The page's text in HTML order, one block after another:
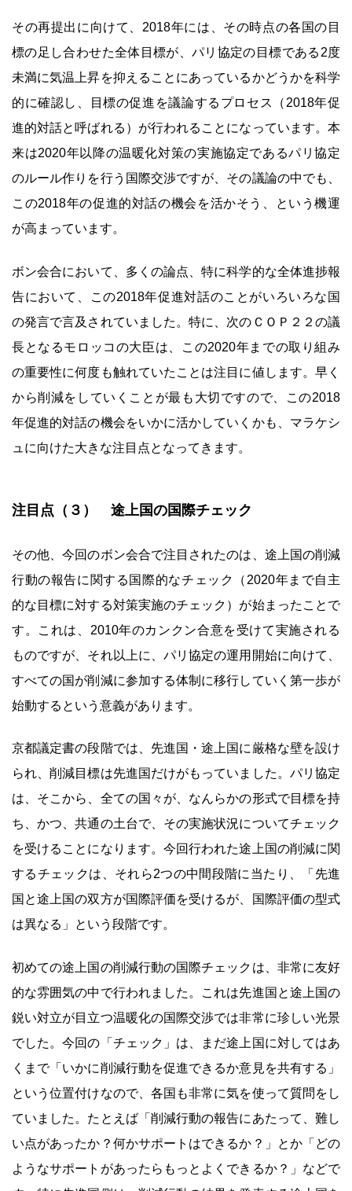
その再提出に向けて、2018年には、その時点の各国の目
標の足し合わせた全体目標が、パリ協定の目標である2度
未満に気温上昇を抑えることにあっているかどうかを科学
的に確認し、目標の促進を議論するプロセス（2018年促
進的対話と呼ばれる）が行われることになっています。本
来は2020年以降の温暖化対策の実施協定であるパリ協定
のルール作りを行う国際交渉ですが、その議論の中でも、
この2018年の促進的対話の機会を活かそう、という機運
が高まっています。
ボン会合において、多くの論点、特に科学的な全体進捗報
告において、この2018年促進対話のことがいろいろな国
の発言で言及されていました。特に、次のＣＯＰ２２の議
長となるモロッコの大臣は、この2020年までの取り組み
の重要性に何度も触れていたことは注目に値します。早く
から削減をしていくことが最も大切ですので、この2018
年促進的対話の機会をいかに活かしていくかも、マラケシ
ュに向けた大きな注目点となってきます。
注目点（３） 途上国の国際チェック
その他、今回のボン会合で注目されたのは、途上国の削減
行動の報告に関する国際的なチェック（2020年まで自主
的な目標に対する対策実施のチェック）が始まったことで
す。これは、2010年のカンクン合意を受けて実施される
ものですが、それ以上に、パリ協定の運用開始に向けて、
すべての国が削減に参加する体制に移行していく第一歩が
始動するという意義があります。
京都議定書の段階では、先進国・途上国に厳格な壁を設け
られ、削減目標は先進国だけがもっていました。パリ協定
は、そこから、全ての国々が、なんらかの形式で目標を持
ち、かつ、共通の土台で、その実施状況についてチェック
を受けることになります。今回行われた途上国の削減に関
するチェックは、それら2つの中間段階に当たり、「先進
国と途上国の双方が国際評価を受けるが、国際評価の型式
は異なる」という段階です。
初めての途上国の削減行動の国際チェックは、非常に友好
的な雰囲気の中で行われました。これは先進国と途上国の
鋭い対立が目立つ温暖化の国際交渉では非常に珍しい光景
でした。今回の「チェック」は、まだ途上国に対してはあ
くまで「いかに削減行動を促進できるか意見を共有する」
という位置付けなので、各国も非常に気を使って質問をし
ていました。たとえば「削減行動の報告にあたって、難し
い点があったか？何かサポートはできるか？」とか「どの
ようなサポートがあったらもっとよくできるか？」などで